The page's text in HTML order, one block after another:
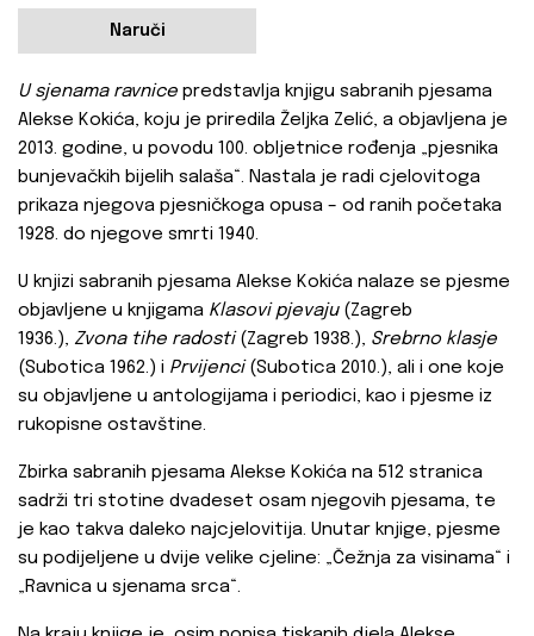
Naruči
U sjenama ravnice predstavlja knjigu sabranih pjesama
Alekse Kokića, koju je priredila Željka Zelić, a objavljena je
2013. godine, u povodu 100. obljetnice rođenja „pjesnika
bunjevačkih bijelih salaša“. Nastala je radi cjelovitoga
prikaza njegova pjesničkoga opusa – od ranih početaka
1928. do njegove smrti 1940.
U knjizi sabranih pjesama Alekse Kokića nalaze se pjesme
objavljene u knjigama Klasovi pjevaju(Zagreb
1936.), Zvona tihe radosti(Zagreb 1938.), Srebrno klasje
(Subotica 1962.) i Prvijenci(Subotica 2010.), ali i one koje
su objavljene u antologijama i periodici, kao i pjesme iz
rukopisne ostavštine.
Zbirka sabranih pjesama Alekse Kokića na 512 stranica
sadrži tri stotine dvadeset osam njegovih pjesama, te
je kao takva daleko najcjelovitija. Unutar knjige, pjesme
su podijeljene u dvije velike cjeline: „Čežnja za visinama“ i
„Ravnica u sjenama srca“.